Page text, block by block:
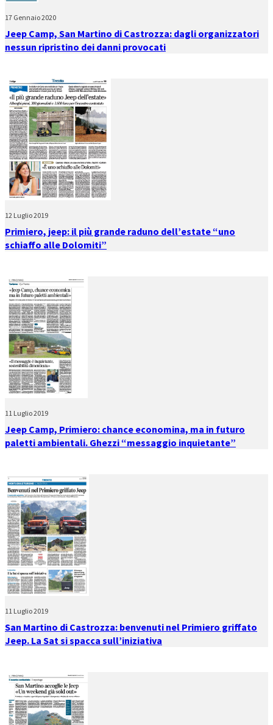
17 Gennaio 2020
Jeep Camp, San Martino di Castrozza: dagli organizzatori
nessun ripristino dei danni provocati
12 Luglio 2019
Primiero, jeep: il più grande raduno dell’estate “uno
schiaffo alle Dolomiti”
11 Luglio 2019
Jeep Camp, Primiero: chance economina, ma in futuro
paletti ambientali. Ghezzi “messaggio inquietante”
11 Luglio 2019
San Martino di Castrozza: benvenuti nel Primiero griffato
Jeep. La Sat si spacca sull’iniziativa